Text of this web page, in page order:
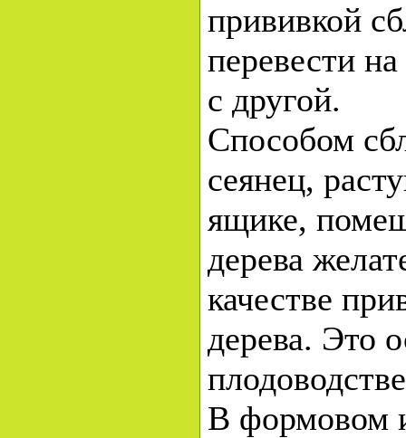
прививкой
перевести
с другой.
Способом
сеянец,
ящике,
дерева
качестве
дерева. Это
В формовом